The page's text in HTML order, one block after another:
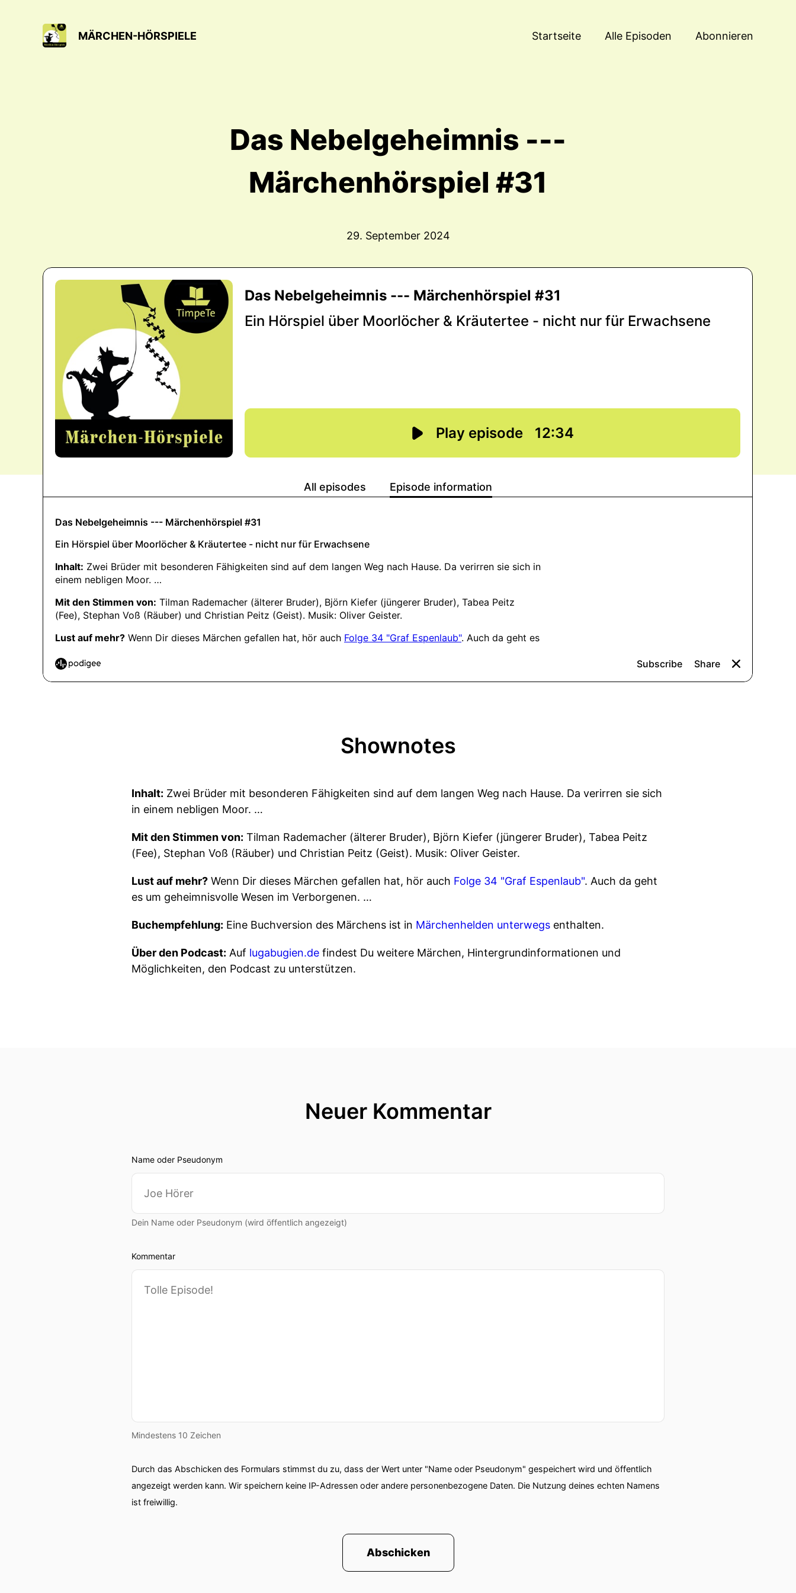
MÄRCHEN-HÖRSPIELE Startseite Alle Episoden Abonnieren
Das Nebelgeheimnis ---
Märchenhörspiel #31
29. September 2024
Shownotes
Inhalt: Zwei Brüder mit besonderen Fähigkeiten sind auf dem langen Weg nach Hause. Da verirren sie sich
in einem nebligen Moor. …
Mit den Stimmen von: Tilman Rademacher (älterer Bruder), Björn Kiefer (jüngerer Bruder), Tabea Peitz
(Fee), Stephan Voß (Räuber) und Christian Peitz (Geist). Musik: Oliver Geister.
Lust auf mehr? Wenn Dir dieses Märchen gefallen hat, hör auch Folge 34 "Graf Espenlaub". Auch da geht
es um geheimnisvolle Wesen im Verborgenen. …
Buchempfehlung: Eine Buchversion des Märchens ist in Märchenhelden unterwegs enthalten.
Über den Podcast: Auf lugabugien.de findest Du weitere Märchen, Hintergrundinformationen und
Möglichkeiten, den Podcast zu unterstützen.
Neuer Kommentar
Name oder Pseudonym
Dein Name oder Pseudonym (wird öffentlich angezeigt)
Kommentar
Mindestens 10 Zeichen
Durch das Abschicken des Formulars stimmst du zu, dass der Wert unter "Name oder Pseudonym" gespeichert wird und öffentlich
angezeigt werden kann. Wir speichern keine IP-Adressen oder andere personenbezogene Daten. Die Nutzung deines echten Namens
ist freiwillig.
Abschicken